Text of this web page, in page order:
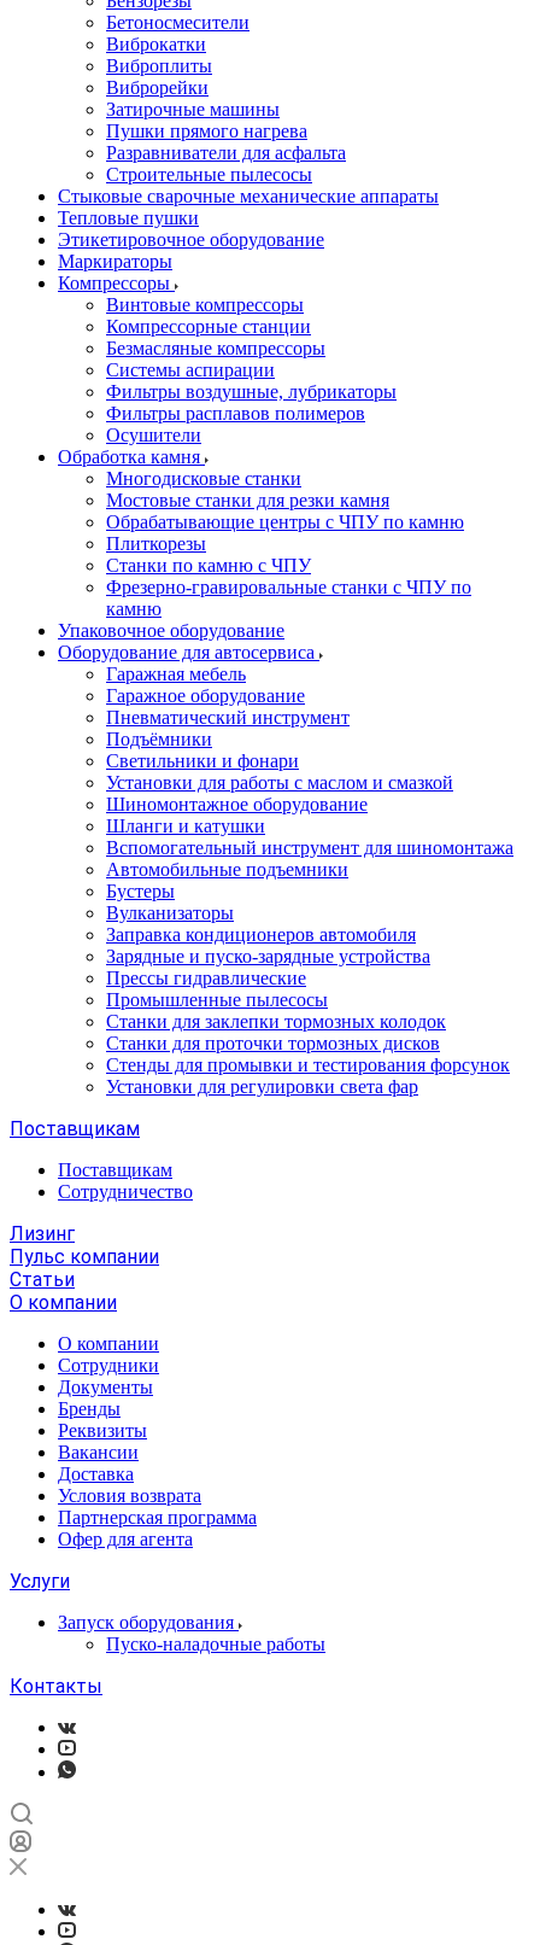
Бетоносмесители
Виброкатки
Виброплиты
Виброрейки
Затирочные машины
Пушки прямого нагрева
Разравниватели для асфальта
Строительные пылесосы
Стыковые сварочные механические аппараты
Тепловые пушки
Этикетировочное оборудование
Маркираторы
Компрессоры
Винтовые компрессоры
Компрессорные станции
Безмасляные компрессоры
Системы аспирации
Фильтры воздушные, лубрикаторы
Фильтры расплавов полимеров
Осушители
Обработка камня
Многодисковые станки
Мостовые станки для резки камня
Обрабатывающие центры с ЧПУ по камню
Плиткорезы
Станки по камню с ЧПУ
Фрезерно-гравировальные станки с ЧПУ по
камню
Упаковочное оборудование
Оборудование для автосервиса
Гаражная мебель
Гаражное оборудование
Пневматический инструмент
Подъёмники
Светильники и фонари
Установки для работы с маслом и смазкой
Шиномонтажное оборудование
Шланги и катушки
Вспомогательный инструмент для шиномонтажа
Автомобильные подъемники
Бустеры
Вулканизаторы
Заправка кондиционеров автомобиля
Зарядные и пуско-зарядные устройства
Прессы гидравлические
Промышленные пылесосы
Станки для заклепки тормозных колодок
Станки для проточки тормозных дисков
Стенды для промывки и тестирования форсунок
Установки для регулировки света фар
Поставщикам
Поставщикам
Сотрудничество
Лизинг
Пульс компании
Статьи
О компании
О компании
Сотрудники
Документы
Бренды
Реквизиты
Вакансии
Доставка
Условия возврата
Партнерская программа
Офер для агента
Услуги
Запуск оборудования
Пуско-наладочные работы
Контакты